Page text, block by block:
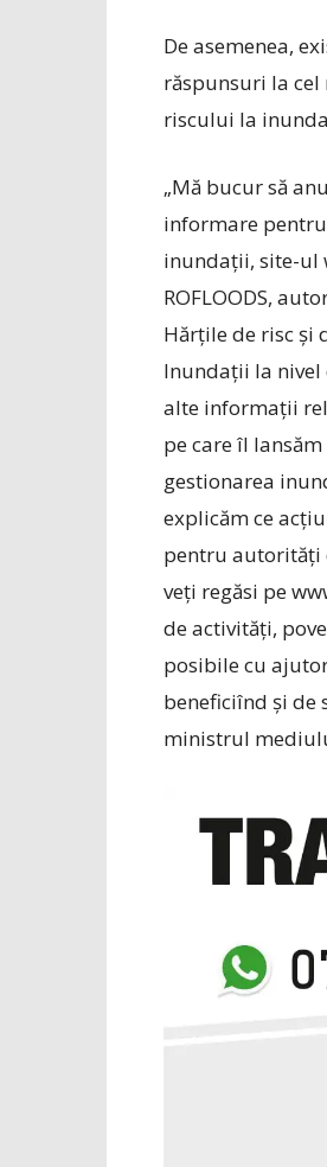
De asemenea,
răspunsuri la
riscului la
„Mă bucur să
informare
inundații, site-ul
ROFLOODS,
Hărțile de risc și
Inundații la nivel
alte informații
pe care îl
gestionarea
explicăm ce
pentru autorități
veți regăsi pe
de activități,
posibile cu
beneficiînd și de
ministrul